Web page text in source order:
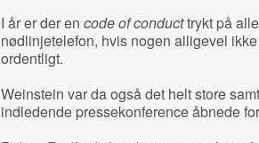
I år er der en code of conducttrykt på
nødlinjetelefon, hvis nogen alligevel
ordentligt.
Weinstein var da også det helt store
indledende pressekonference åbnede